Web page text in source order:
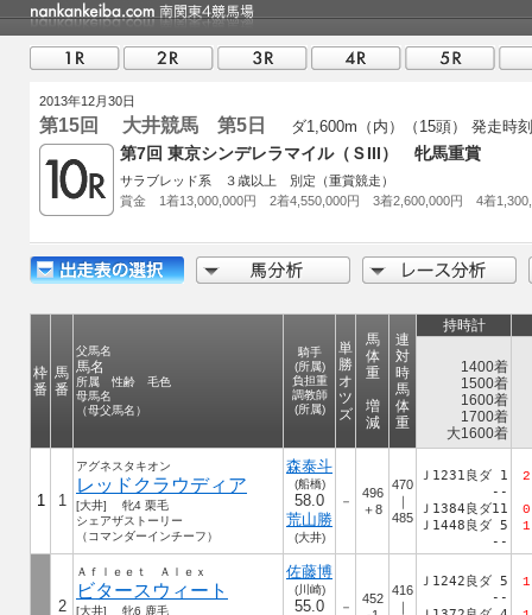
2013年12月30日
第15回 大井競馬 第5日 ダ1,600m（内）（15頭） 発走時
第7回 東京シンデレラマイル（ＳIII） 牝馬重賞
サラブレッド系 ３歳以上 別定（重賞競走）
賞金 1着13,000,000円 2着4,550,000円 3着2,600,000円 4着
枠
番
馬
番
父馬名
馬名
所属 性齢 毛色
母馬名
（母父馬名）
騎手
(所属)
負担重
調教師
(所属)
単
勝
オ
ツ
ズ
馬
体
重
増
減
連
対
時
馬
体
重
持時計
1400着
1500着
1600着
1700着
大1600着
1 1
アグネスタキオン
レッドクラウディア
[大井] 牝4 栗毛
シェアザストーリー
（コマンダーインチーフ）
森泰斗
(船橋)
58.0
荒山勝
(大井)
－
496
＋8
470
｜
485
Ｊ1231良ダ 1
--
Ｊ1384良ダ11
Ｊ1448良ダ 5
--
2
0
1
2
Ａｆｌｅｅｔ Ａｌｅｘ
ビタースウィート
[大井] 牝6 鹿毛
佐藤博
(川崎)
55.0
－
452
416
｜
Ｊ1242良ダ 5
--
1